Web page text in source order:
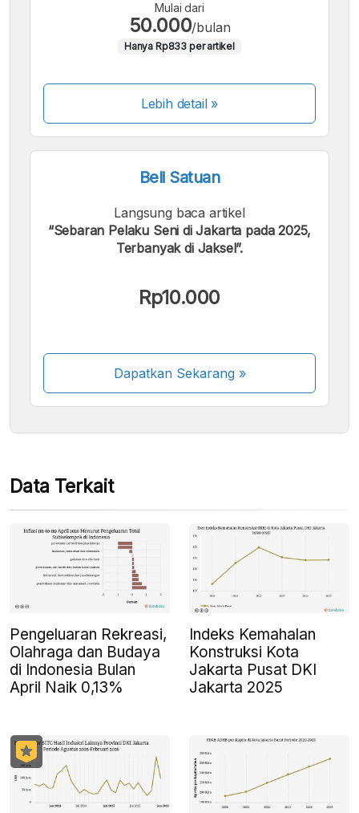
Mulai dari
50.000/bulan
Hanya Rp833 per artikel
Lebih detail »
Beli Satuan
Langsung baca artikel
“Sebaran Pelaku Seni di Jakarta pada 2025,
Terbanyak di Jaksel”.
Rp10.000
Dapatkan Sekarang»
Kami menerima pembayaran berikut:
Beberapa metode pembayaran masih dalam
proses aktivasi.
Data Terkait
Pengeluaran Rekreasi,
Olahraga dan Budaya
di Indonesia Bulan
April Naik 0,13%
Indeks Kemahalan
Konstruksi Kota
Jakarta Pusat DKI
Jakarta 2025